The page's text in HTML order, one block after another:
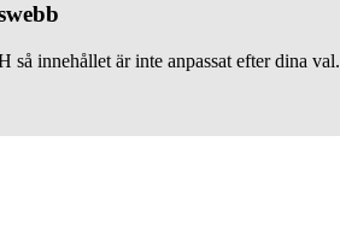
innehållet är inte anpassat efter dina val.